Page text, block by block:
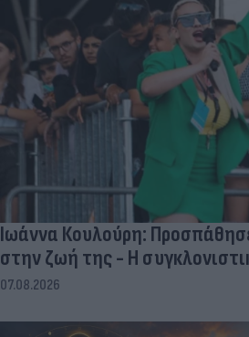
Ιωάννα Κουλούρη:
στην ζωή της - Η
07.08.2026